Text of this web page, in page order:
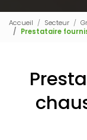
Accueil Secteur
Prestataire